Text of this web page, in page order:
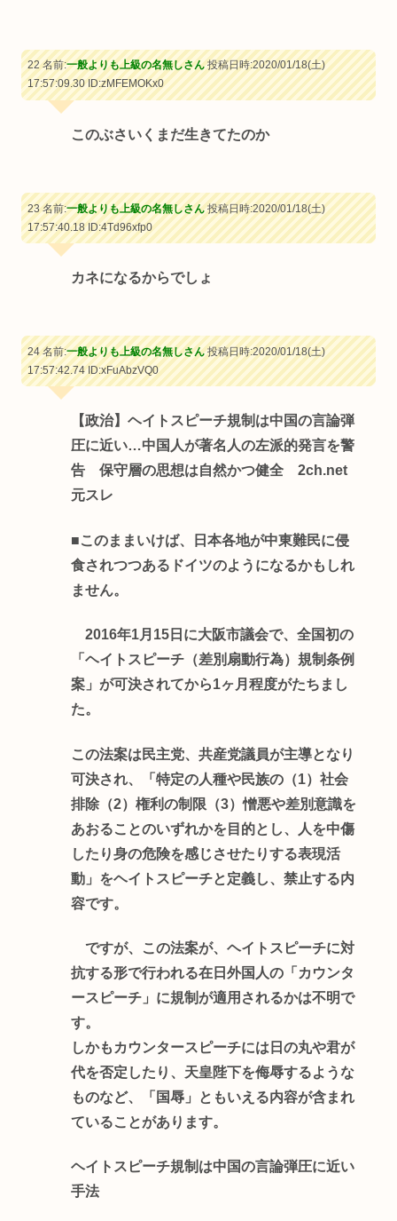
22 名前:一般よりも上級の名無しさん投稿日時:2020/01/18(土)
17:57:09.30ID:zMFEMOKx0
このぶさいくまだ生きてたのか
23 名前:一般よりも上級の名無しさん投稿日時:2020/01/18(土)
17:57:40.18ID:4Td96xfp0
カネになるからでしょ
24 名前:一般よりも上級の名無しさん投稿日時:2020/01/18(土)
17:57:42.74ID:xFuAbzVQ0
【政治】ヘイトスピーチ規制は中国の言論弾
圧に近い…中国人が著名人の左派的発言を警
告 保守層の思想は自然かつ健全 2ch.net
元スレ
■このままいけば、日本各地が中東難民に侵
食されつつあるドイツのようになるかもしれ
ません。
2016年1月15日に大阪市議会で、全国初の
「ヘイトスピーチ（差別扇動行為）規制条例
案」が可決されてから1ヶ月程度がたちまし
た。
この法案は民主党、共産党議員が主導となり
可決され、「特定の人種や民族の（1）社会
排除（2）権利の制限（3）憎悪や差別意識を
あおることのいずれかを目的とし、人を中傷
したり身の危険を感じさせたりする表現活
動」をヘイトスピーチと定義し、禁止する内
容です。
ですが、この法案が、ヘイトスピーチに対
抗する形で行われる在日外国人の「カウンタ
ースピーチ」に規制が適用されるかは不明で
す。
しかもカウンタースピーチには日の丸や君が
代を否定したり、天皇陛下を侮辱するような
ものなど、「国辱」ともいえる内容が含まれ
ていることがあります。
ヘイトスピーチ規制は中国の言論弾圧に近い
手法